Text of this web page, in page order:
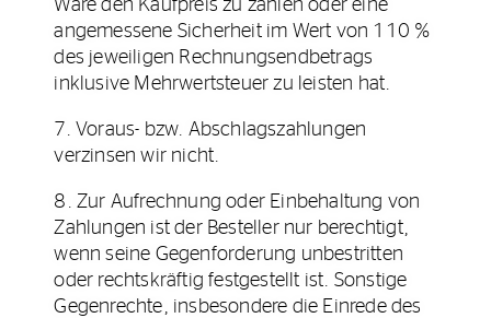
Ware den Kaufpreis zu zahlen oder eine
angemessene Sicherheit im Wert von 110 %
des jeweiligen Rechnungsendbetrags
inklusive Mehrwertsteuer zu leisten hat.
7. Voraus- bzw. Abschlagszahlungen
verzinsen wir nicht.
8. Zur Aufrechnung oder Einbehaltung von
Zahlungen ist der Besteller nur berechtigt,
wenn seine Gegenforderung unbestritten
oder rechtskräftig festgestellt ist. Sonstige
Gegenrechte, insbesondere die Einrede des